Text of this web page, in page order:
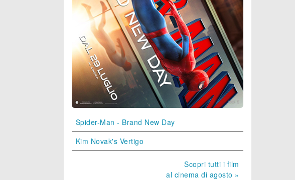
Spider-Man - Brand New Day
Kim Novak's Vertigo
Scopri tutti i film
al cinema di agosto »